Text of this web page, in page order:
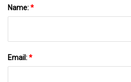
Name:*
Email:*